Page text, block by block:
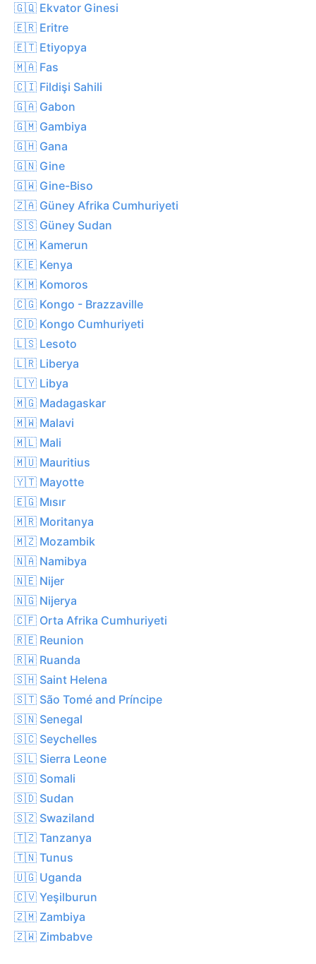
🇬🇶 Ekvator Ginesi
🇪🇷 Eritre
🇪🇹 Etiyopya
🇲🇦 Fas
🇨🇮 Fildişi Sahili
🇬🇦 Gabon
🇬🇲 Gambiya
🇬🇭 Gana
🇬🇳 Gine
🇬🇼 Gine-Biso
🇿🇦 Güney Afrika Cumhuriyeti
🇸🇸 Güney Sudan
🇨🇲 Kamerun
🇰🇪 Kenya
🇰🇲 Komoros
🇨🇬 Kongo - Brazzaville
🇨🇩 Kongo Cumhuriyeti
🇱🇸 Lesoto
🇱🇷 Liberya
🇱🇾 Libya
🇲🇬 Madagaskar
🇲🇼 Malavi
🇲🇱 Mali
🇲🇺 Mauritius
🇾🇹 Mayotte
🇪🇬 Mısır
🇲🇷 Moritanya
🇲🇿 Mozambik
🇳🇦 Namibya
🇳🇪 Nijer
🇳🇬 Nijerya
🇨🇫 Orta Afrika Cumhuriyeti
🇷🇪 Reunion
🇷🇼 Ruanda
🇸🇭 Saint Helena
🇸🇹 São Tomé and Príncipe
🇸🇳 Senegal
🇸🇨 Seychelles
🇸🇱 Sierra Leone
🇸🇴 Somali
🇸🇩 Sudan
🇸🇿 Swaziland
🇹🇿 Tanzanya
🇹🇳 Tunus
🇺🇬 Uganda
🇨🇻 Yeşilburun
🇿🇲 Zambiya
🇿🇼 Zimbabve